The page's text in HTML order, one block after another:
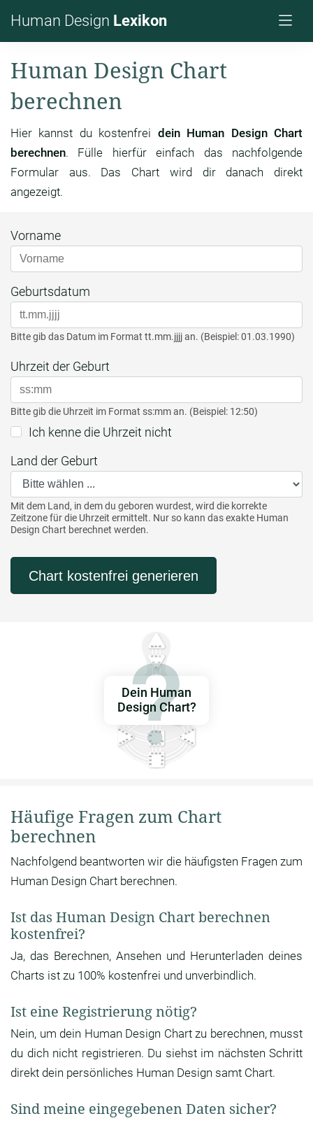
Human Design Lexikon
Human Design Chart
berechnen
Hier kannst du kostenfrei dein Human Design Chart
berechnen. Fülle hierfür einfach das nachfolgende
Formular aus. Das Chart wird dir danach direkt
angezeigt.
Vorname
Geburtsdatum
Bitte gib das Datum im Format tt.mm.jjjj an. (Beispiel: 01.03.1990)
Uhrzeit der Geburt
Bitte gib die Uhrzeit im Format ss:mm an. (Beispiel: 12:50)
Ich kenne die Uhrzeit nicht
Land der Geburt
Mit dem Land, in dem du geboren wurdest, wird die korrekte
Zeitzone für die Uhrzeit ermittelt. Nur so kann das exakte Human
Design Chart berechnet werden.
Chart kostenfrei generieren
Dein Human
Design Chart?
Häufige Fragen zum Chart
berechnen
Nachfolgend beantworten wir die häufigsten Fragen zum
Human Design Chart berechnen.
Ist das Human Design Chart berechnen
kostenfrei?
Ja, das Berechnen, Ansehen und Herunterladen deines
Charts ist zu 100% kostenfrei und unverbindlich.
Ist eine Registrierung nötig?
Nein, um dein Human Design Chart zu berechnen, musst
du dich nicht registrieren. Du siehst im nächsten Schritt
direkt dein persönliches Human Design samt Chart.
Sind meine eingegebenen Daten sicher?